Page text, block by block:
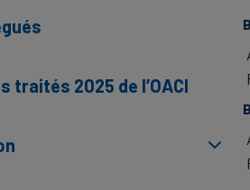
traités 2025 de l’OACI